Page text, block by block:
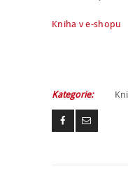
Kniha v e-shopu
Kategorie: